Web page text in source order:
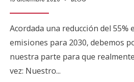
Acordada una reducción del 55%
emisiones para 2030, debemos
nuestra parte para que
vez: Nuestro...